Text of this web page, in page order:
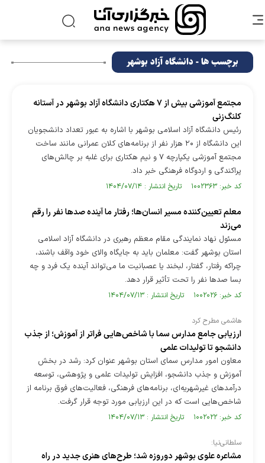
برچسب ها - دانشگاه آزاد بوشهر
مجتمع آموزشی بیش از ۷ هکتاری دانشگاه آزاد بوشهر در آستانه
کلنگ‌زنی
رئیس دانشگاه آزاد اسلامی بوشهر با اشاره به عبور تعداد دانشجویان
این دانشگاه از ۲۰ هزار نفر از برنامه‌های کلان عمرانی مانند ساخت
مجتمع آموزشی یکپارچه ۷ و نیم هکتاری برای غلبه بر چالش‌های
پراکندگی و اردوگاه فرهنگی خبر داد.
کد خبر: ۱۰۰۲۳۶۳ تاریخ انتشار : ۱۴۰۴/۰۷/۱۴
معلم تعیین‌کننده مسیر انسان‌ها؛ رفتار ما آینده صدها نفر را رقم
می‌زند
مسئول نهاد نمایندگی مقام معظم رهبری در دانشگاه آزاد اسلامی
استان بوشهر گفت: معلمان باید به جایگاه والای خود واقف باشند،
چراکه رفتار، گفتار، لبخند یا عصبانیت ما می‌تواند آینده یک فرد و چه
بسا صد‌ها نفر را تحت تأثیر قرار دهد.
کد خبر: ۱۰۰۲۰۲۶ تاریخ انتشار : ۱۴۰۴/۰۷/۱۳
هاشمی مطرح کرد
ارزیابی جامع مدارس سما با شاخص‌هایی فراتر از آموزش؛ از جذب
دانشجو تا تولیدات علمی
معاون امور مدارس سمای استان بوشهر عنوان کرد: رشد در بخش
آموزش و جذب دانشجو، افزایش تولیدات علمی و پژوهشی، توسعه
درآمد‌های غیرشهریه‌ای، برنامه‌های فرهنگی، فعالیت‌های فوق برنامه از
شاخص‌هایی است که در این ارزیابی مورد توجه قرار گرفت.
کد خبر: ۱۰۰۲۰۲۲ تاریخ انتشار : ۱۴۰۴/۰۷/۱۳
سلطانی‌نیا:
مشاعره علوی بوشهر دوروزه شد؛ طرح‌های هنری جدید در راه